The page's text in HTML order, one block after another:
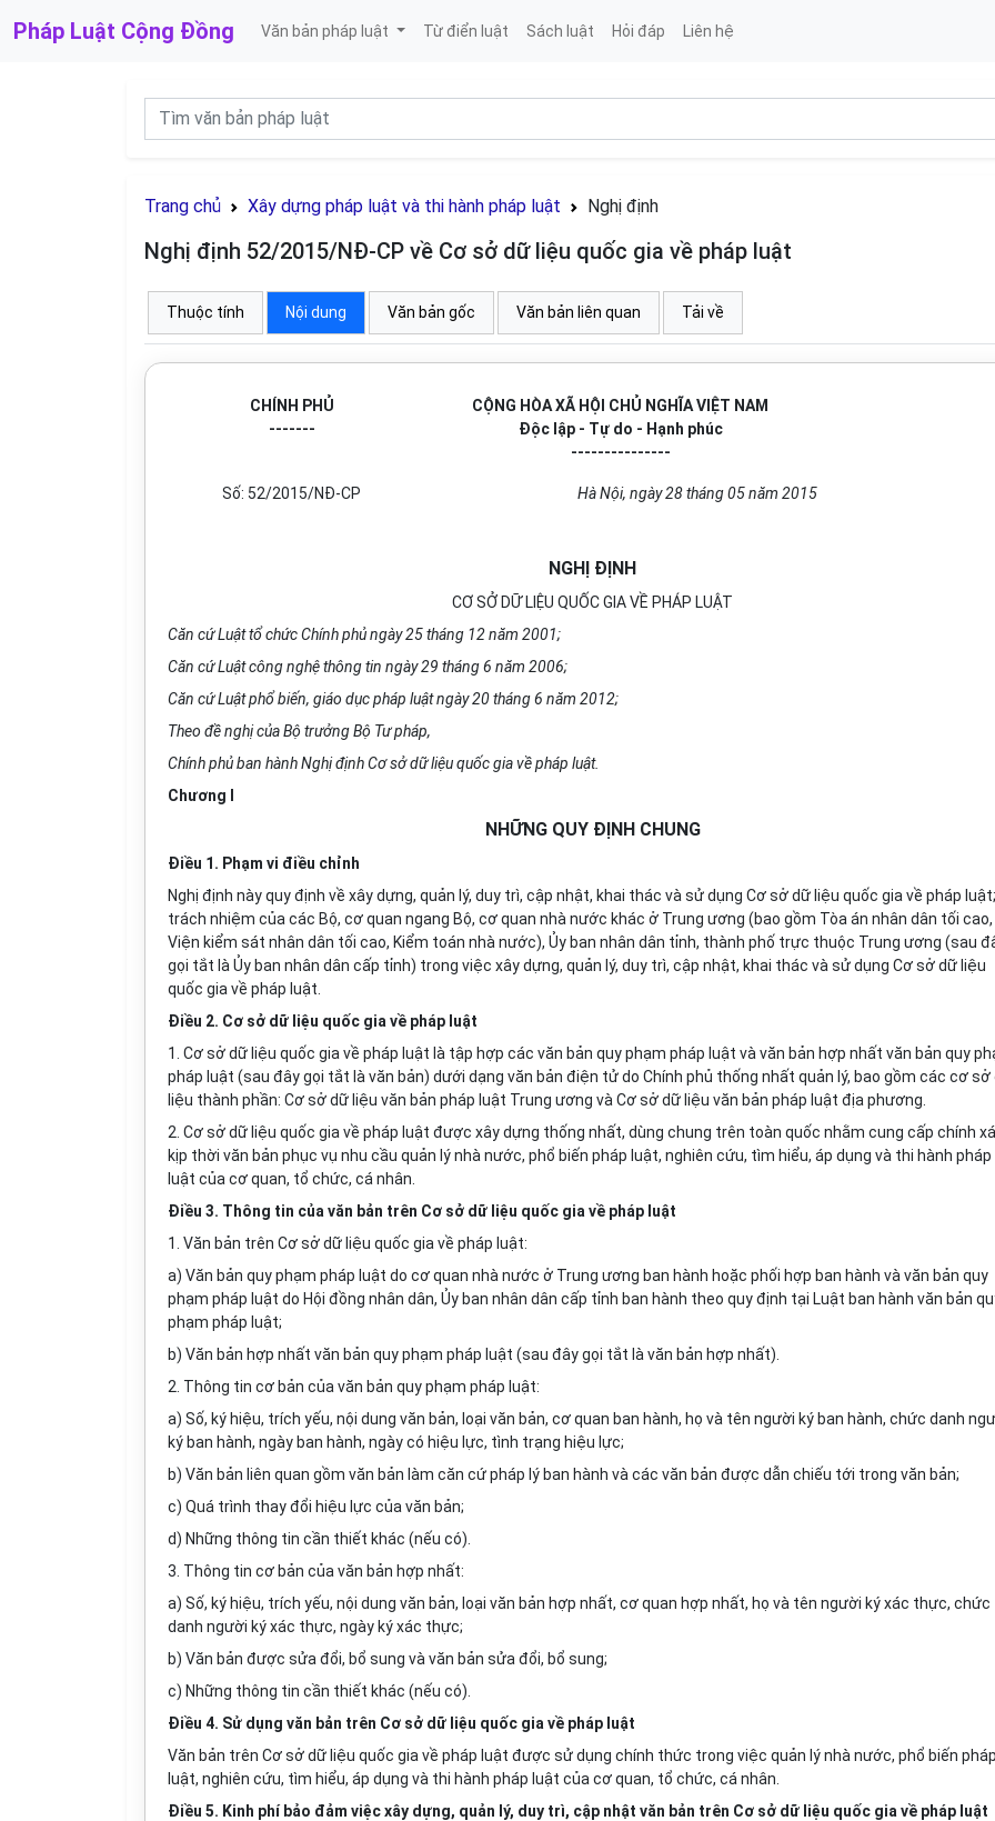
Pháp Luật Cộng Đồng Văn bản pháp luật Từ điển luật Sách luật Hỏi đáp Liên hệ
Trang chủ Xây dựng pháp luật và thi hành pháp luật Nghị định
Nghị định 52/2015/NĐ-CP về Cơ sở dữ liệu quốc gia về pháp luật
Thuộc tính Nội dung Văn bản gốc Văn bản liên quan Tải về
CHÍNH PHỦ
-------
CỘNG HÒA XÃ HỘI CHỦ NGHĨA VIỆT NAM
Độc lập - Tự do - Hạnh phúc
---------------
Số: 52/2015/NĐ-CP Hà Nội, ngày 28tháng05 năm 2015
NGHỊ ĐỊNH
CƠ SỞ DỮ LIỆU QUỐC GIA VỀ PHÁP LUẬT
Căn cứ Luật tổ chứcChính phủngày 25 tháng 12 năm 2001;
Căn cứ Luật công nghệ thông tin ngày 29 tháng 6 năm 2006;
Căn cứ Luật phổ biến, giáo dục pháp luật ngày 20 tháng 6 năm 2012;
Theo đề nghị của Bộ trưởng Bộ Tư pháp,
Chính phủban hành Nghị định Cơ sở dữ liệu quốc gia về pháp luật.
Chương I
NHỮNG QUY ĐỊNH CHUNG
Điều 1. Phạm vi điều chỉnh
Nghị định này quy định về xây dựng, quản lý, duy trì, cập nhật, khai thác và sử dụng Cơ sở dữ liệu quốc gia về pháp luật;
trách nhiệm của các Bộ, cơ quan ngang Bộ, cơ quan nhà nước khác ở Trung ương (bao gồm Tòa án nhân dân tối cao,
Viện kiểm sát nhân dân tối cao, Kiểm toán nhà nước), Ủy ban nhân dân tỉnh, thành phố trực thuộc Trung ương (sau
gọi tắt là Ủy ban nhân dân cấp tỉnh) trong việc xây dựng, quản lý, duy trì, cập nhật, khai thác và sử dụng Cơ sở dữ liệu
quốc gia về pháp luật.
Điều 2. Cơ sở dữ liệu quốc gia về pháp luật
1. Cơ sở dữ liệu quốc gia về pháp luật là tập hợp các văn bản quy phạm pháp luật và văn bản hợp nhất văn bản quy
pháp luật (sau đây gọi tắt là văn bản) dưới dạng văn bản điện tử do Chính phủ thống nhất quản lý, bao gồm các cơ sở
liệu thành phần: Cơ sở dữ liệu văn bản pháp luật Trung ương và Cơ sở dữ liệu văn bản pháp luật địa phương.
2. Cơ sở dữ liệu quốc gia về pháp luật được xây dựng thống nhất, dùng chung trên toàn quốc nhằm cung cấp chính
kịp thời văn bản phục vụ nhu cầu quản lý nhà nước, phổ biến pháp luật, nghiên cứu, tìm hiểu, áp dụng và thi hành pháp
luật của cơ quan, tổ chức, cá nhân.
Điều 3. Thông tin của văn bản trên Cơ sở dữ liệu quốc gia về pháp luật
1. Văn bản trên Cơ sở dữ liệu quốc gia về pháp luật:
a) Văn bản quy phạm pháp luật do cơ quan nhà nước ở Trung ương ban hành hoặc phối hợp ban hành và văn bản quy
phạm pháp luật do Hội đồng nhân dân, Ủy ban nhân dân cấp tỉnh ban hành theo quy định tại Luật ban hành văn bản
phạm pháp luật;
b) Văn bản hợp nhất văn bản quy phạm pháp luật (sau đây gọi tắt là văn bản hợp nhất).
2. Thông tin cơ bản của văn bản quy phạm pháp luật:
a) Số, ký hiệu, trích yếu, nội dung văn bản, loại văn bản, cơ quan ban hành, họ và tên người ký ban hành, chức danh
ký ban hành, ngày ban hành, ngày có hiệu lực, tình trạng hiệu lực;
b) Văn bản liên quan gồm văn bản làm căn cứ pháp lý ban hành và các văn bản được dẫn chiếu tới trong văn bản;
c) Quá trình thay đổi hiệu lực của văn bản;
d) Những thông tin cần thiết khác (nếu có).
3. Thông tin cơ bản của văn bản hợp nhất:
a) Số, ký hiệu, trích yếu, nội dung văn bản, loại văn bản hợp nhất, cơ quan hợp nhất, họ và tên người ký xác thực, chức
danh người ký xác thực, ngày ký xác thực;
b) Văn bản được sửa đổi, bổ sung và văn bản sửa đổi, bổ sung;
c) Những thông tin cần thiết khác (nếu có).
Điều 4. Sử dụng văn bản trên Cơ sở dữ liệu quốc gia về pháp luật
Văn bản trên Cơ sở dữ liệu quốc gia về pháp luật được sử dụng chính thức trong việc quản lý nhà nước, phổ biến
luật, nghiên cứu, tìm hiểu, áp dụng và thi hành pháp luật của cơ quan, tổ chức, cá nhân.
Điều 5. Kinh phí bảo đảm việc xây dựng, quản lý, duy trì, cập nhật văn bản trên Cơ sở dữ liệu quốc gia về pháp luật